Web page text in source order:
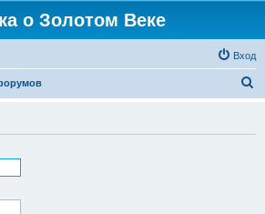
о Золотом Веке
Вход